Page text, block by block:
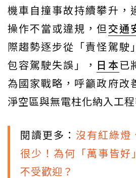
機車自撞事故持續攀升，
操作不當或違規，但交通
際趨勢逐步從「責怪駕駛
包容駕駛失誤」， 日本已
為國家戰略，呼籲政府改
淨空區與無電柱化納入工
閱讀更多： 沒有紅綠燈
很少！為何「萬事皆好
不受歡迎？